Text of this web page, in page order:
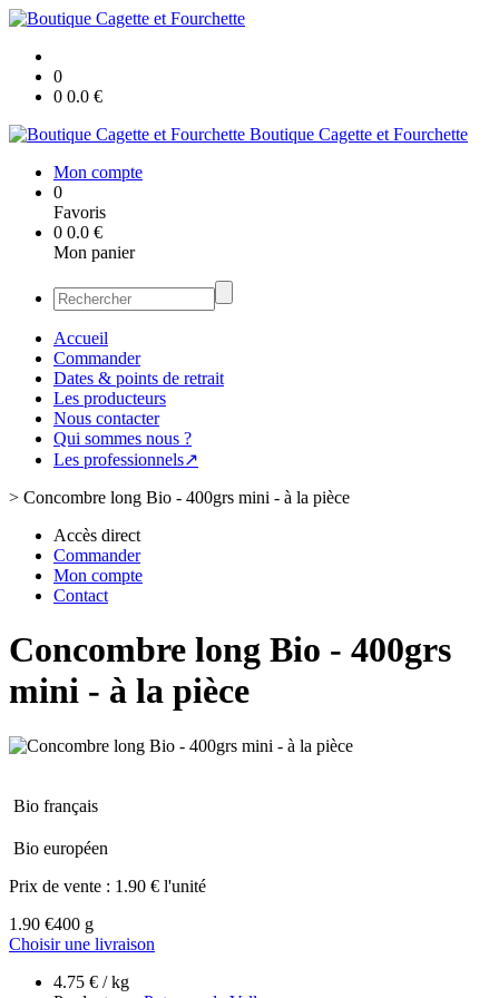
0
0 0.0 €
Boutique Cagette et Fourchette
Mon compte
0
Favoris
0 0.0 €
Mon panier
Accueil
Commander
Dates & points de retrait
Les producteurs
Nous contacter
Qui sommes nous ?
Les professionnels↗
> Concombre long Bio - 400grs mini - à la pièce
Accès direct
Commander
Mon compte
Contact
Concombre long Bio - 400grs
mini - à la pièce
Bio français
Bio européen
Prix de vente : 1.90 € l'unité
1.90 €400 g
Choisir une livraison
4.75 € / kg